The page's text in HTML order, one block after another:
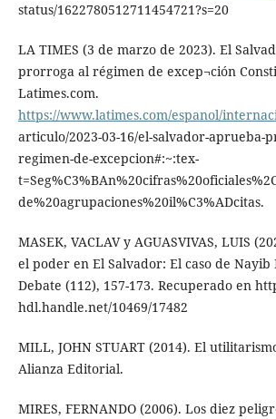
status/1622780512711454721?s=20
LA TIMES (3 de marzo de 2023). El
prorroga al régimen de excep¬ción
Latimes.com.
https://www.latimes.com/espanol/
articulo/2023-03-16/el-salvador-aprueba-
regimen-de-excepcion#:~:tex-
de%20agrupaciones%20il%C3%ADcitas.
MASEK, VACLAV y AGUASVIVAS, LUIS
el poder en El Salvador: El caso de Nayib
Debate (112), 157-173. Recuperado en
hdl.handle.net/10469/17482
MILL, JOHN STUART (2014). El
Alianza Editorial.
MIRES, FERNANDO (2006). Los diez